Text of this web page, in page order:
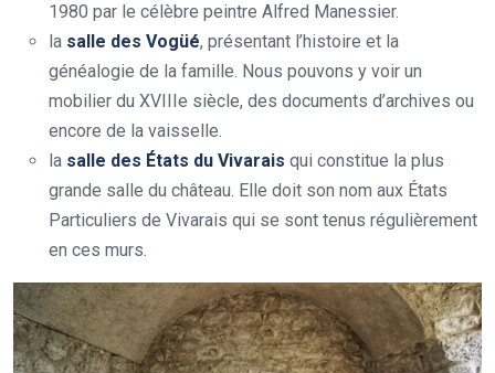
1980 par le célèbre peintre Alfred Manessier.
la salle des Vogüé, présentant l’histoire et la
généalogie de la famille. Nous pouvons y voir un
mobilier du XVIIIe siècle, des documents d’archives ou
encore de la vaisselle.
la salle des États du Vivarais qui constitue la plus
grande salle du château. Elle doit son nom aux États
Particuliers de Vivarais qui se sont tenus régulièrement
en ces murs.